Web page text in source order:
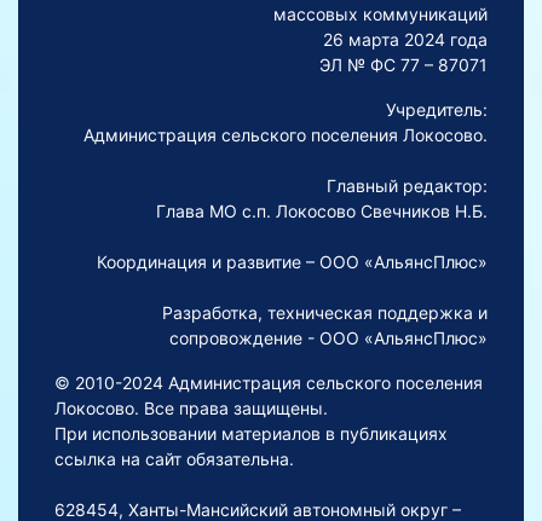
массовых коммуникаций
26 марта 2024 года
ЭЛ № ФС 77 – 87071
Учредитель:
Администрация сельского поселения Локосово.
Главный редактор:
Глава МО с.п. Локосово Свечников Н.Б.
Координация и развитие – ООО «АльянсПлюс»
Разработка, техническая поддержка и
сопровождение - ООО «АльянсПлюс»
© 2010-2024 Администрация сельского поселения
Локосово. Все права защищены.
При использовании материалов в публикациях
ссылка на сайт обязательна.
628454, Ханты-Мансийский автономный округ –